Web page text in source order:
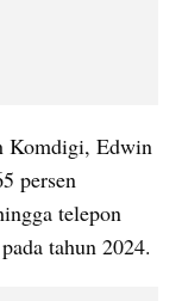
Komdigi, Edwin
persen
telepon
tahun 2024.